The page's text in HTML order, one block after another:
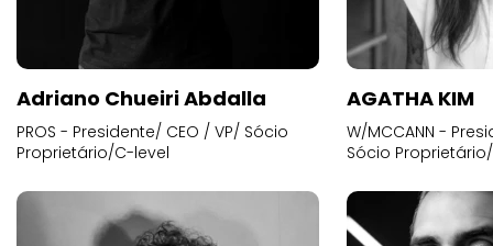
Adriano Chueiri Abdalla
PROS - Presidente/ CEO / VP/ Sócio
Proprietário/C-level
AGATHA KIM
W/MCCANN -
Sócio